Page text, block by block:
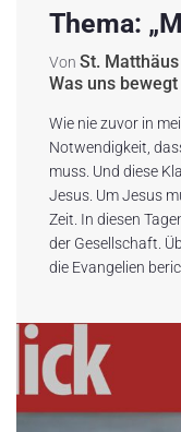
Thema:
Von St.
Was uns bewegt
Wie nie zuvor in
Notwendigkeit,
muss. Und diese
Jesus. Um Jesus
Zeit. In diesen
der Gesellschaft.
die Evangelien